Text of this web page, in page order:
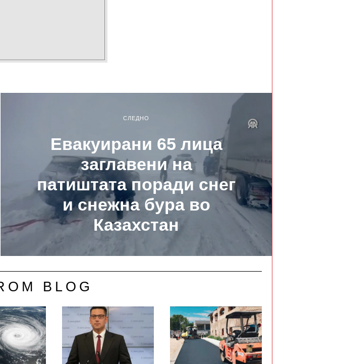
СЛЕДНО
Евакуирани 65 лица
заглавени на
патиштата поради снег
и снежна бура во
Казахстан
BLOG